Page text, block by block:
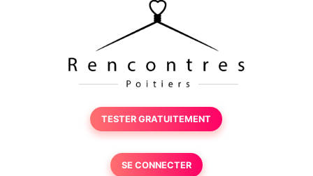
TESTER GRATUITEMENT
SE CONNECTER